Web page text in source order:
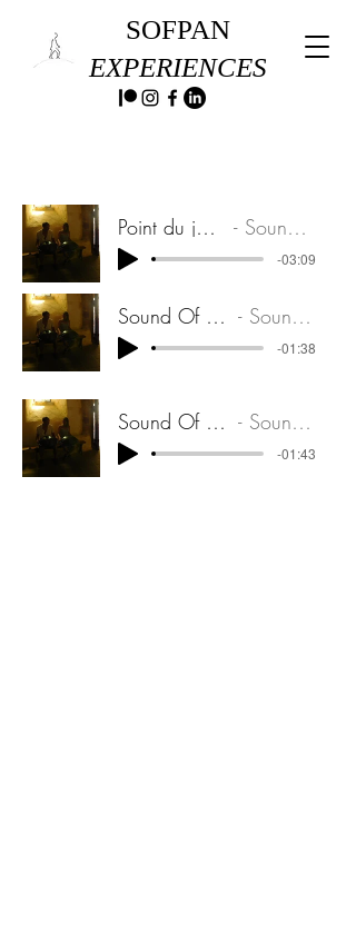
SOFPAN
EXPERIENCES
Point du jour. Extrait Sound Of Pan
-03:09
Sound Of Pan. Extrait Sound Of Pan
-01:38
Sound Of Pan. Extrait Sound Of Pan
-01:43